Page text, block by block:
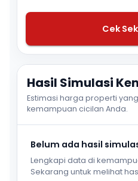
Cek
Hasil Simulasi
Estimasi harga properti
kemampuan cicilan Anda.
Belum ada hasil
Lengkapi data di
Sekarang untuk melihat